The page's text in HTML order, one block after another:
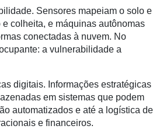
Sensores mapeiam o solo e
colheita, e máquinas autônomas
conectadas à nuvem. No
a vulnerabilidade a
digitais. Informações estratégicas
em sistemas que podem
automatizados e até a logística de
e financeiros.